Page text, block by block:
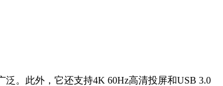
泛。此外，它还支持4K 60Hz高清投屏和USB 3.0